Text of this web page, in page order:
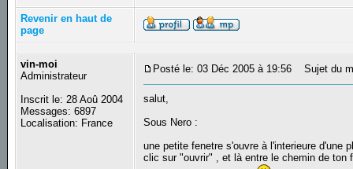
Revenir en haut de
page
vin-moi
Administrateur
Inscrit le: 28 Aoû 2004
Messages: 6897
Localisation: France
Posté le: 03 Déc 2005 à 19:56 Sujet du
salut,
Sous Nero :
une petite fenetre s'ouvre à l'interieure d'une
clic sur "ouvrir" , et là entre le chemin de